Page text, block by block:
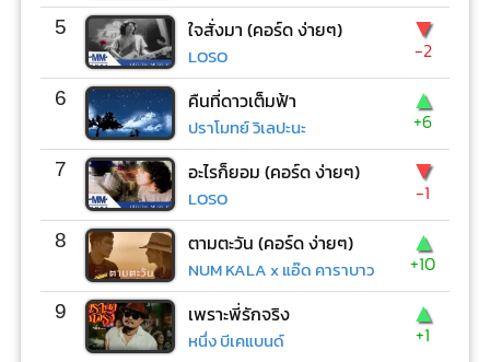
5 ใจสั่งมา (คอร์ด ง่ายๆ)
LOSO
▼
-2
6 คืนที่ดาวเต็มฟ้า
ปราโมทย์ วิเลปะนะ
▲
+6
7 อะไรก็ยอม (คอร์ด ง่ายๆ)
LOSO
▼
-1
8 ตามตะวัน (คอร์ด ง่ายๆ)
NUM KALA x แอ๊ด คาราบาว
▲
+10
9 เพราะพี่รักจริง
หนึ่ง บีเคแบนด์
▲
+1